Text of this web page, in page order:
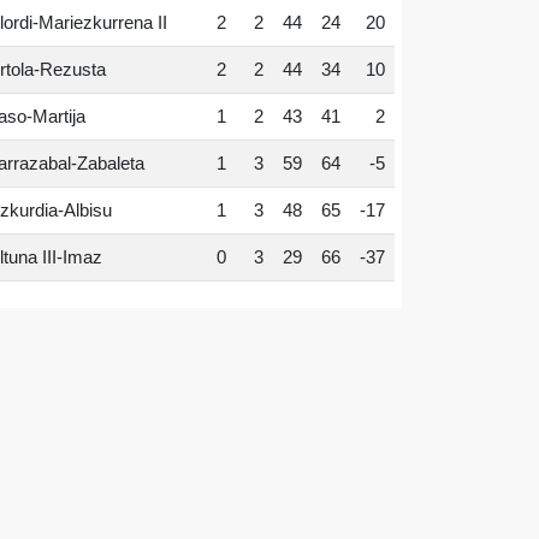
Mariezkurrena II 2 2 44 24 20
Rezusta 2 2 44 34 10
Martija 1 2 43 41 2
Zabaleta 1 3 59 64 -5
Albisu 1 3 48 65 -17
III-Imaz 0 3 29 66 -37